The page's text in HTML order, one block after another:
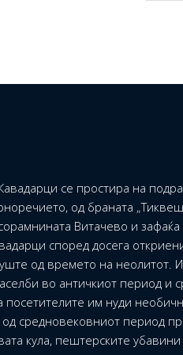
се простира на
од браната
Витачево и
според досега
од времето на неолитот.
во античкиот период и
посетителите им нуди
средновековниот период
кула, пештерските